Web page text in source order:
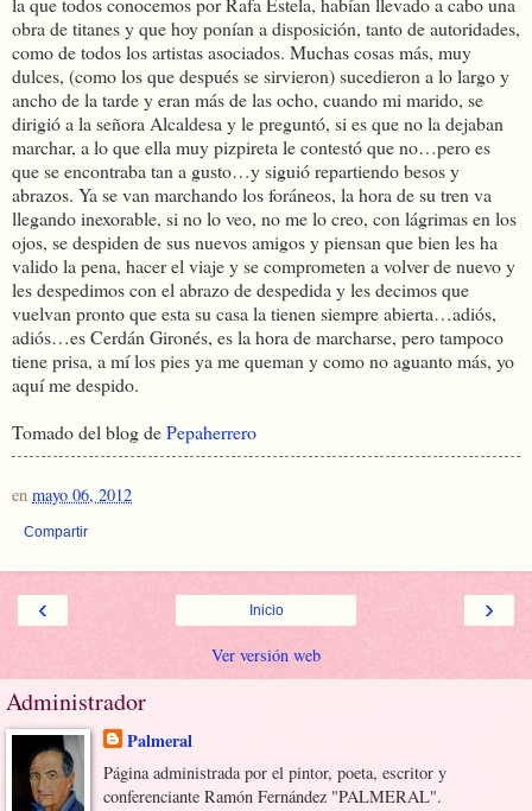
obra de titanes y que hoy ponían a disposición, tanto de autoridades,
como de todos los artistas asociados. Muchas cosas más, muy
dulces, (como los que después se sirvieron) sucedieron a lo largo y
ancho de la tarde y eran más de las ocho, cuando mi marido, se
dirigió a la señora Alcaldesa y le preguntó, si es que no la dejaban
marchar, a lo que ella muy pizpireta le contestó que no…pero es
que se encontraba tan a gusto…y siguió repartiendo besos y
abrazos. Ya se van marchando los foráneos, la hora de su tren va
llegando inexorable, si no lo veo, no me lo creo, con lágrimas en los
ojos, se despiden de sus nuevos amigos y piensan que bien les ha
valido la pena, hacer el viaje y se comprometen a volver de nuevo y
les despedimos con el abrazo de despedida y les decimos que
vuelvan pronto que esta su casa la tienen siempre abierta…adiós,
adiós…es Cerdán Gironés, es la hora de marcharse, pero tampoco
tiene prisa, a mí los pies ya me queman y como no aguanto más, yo
aquí me despido.
Tomado del blog dePepaherrero
en mayo 06, 2012
Compartir
‹ ›
Inicio
Ver versión web
Administrador
Palmeral
Página administrada por el pintor, poeta, escritor y
conferenciante Ramón Fernández "PALMERAL".